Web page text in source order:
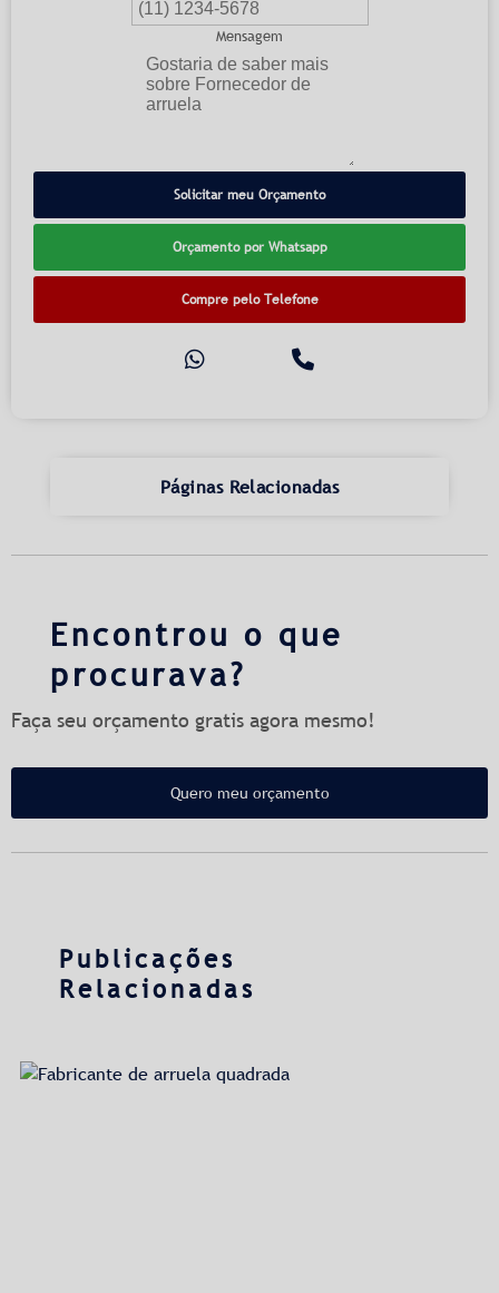
Mensagem
Solicitar meu Orçamento
Orçamento por Whatsapp
Compre pelo Telefone
Páginas Relacionadas
Encontrou o que
procurava?
Faça seu orçamento gratis agora mesmo!
Quero meu orçamento
Publicações
Relacionadas